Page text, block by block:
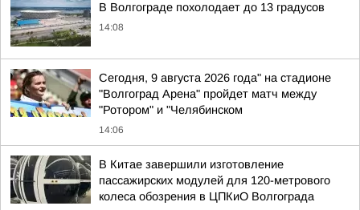
В Волгограде похолодает до 13 градусов
14:08
Сегодня, 9 августа 2026 года" на стадионе
"Волгоград Арена" пройдет матч между
"Ротором" и "Челябинском
14:06
В Китае завершили изготовление
пассажирских модулей для 120-метрового
колеса обозрения в ЦПКиО Волгограда